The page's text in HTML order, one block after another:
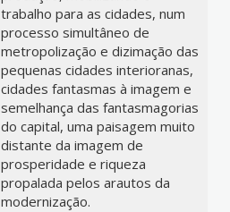
trabalho para as cidades, num
processo simultâneo de
metropolização e dizimação das
pequenas cidades interioranas,
cidades fantasmas à imagem e
semelhança das fantasmagorias
do capital, uma paisagem muito
distante da imagem de
prosperidade e riqueza
propalada pelos arautos da
modernização.